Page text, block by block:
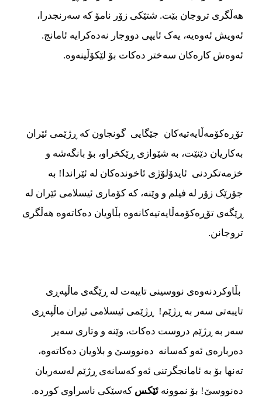
هه‌‌‌ڵگری تروجان بێت. شتێکی زۆر نامۆ که‌‌‌ سه‌‌‌رنجدرا،
ئه‌‌‌ویش ئه‌‌‌وه‌‌‌‌یه‌‌‌، یه‌‌‌ک ئایپی دووجار نه‌‌‌ده‌‌‌کرایه‌‌‌ ئامانج.
ئه‌‌‌وه‌‌‌ش کاره‌‌‌کان سه‌‌‌ختر ده‌‌‌کات بۆ لێکۆڵینه‌‌‌وه‌‌‌.
تۆڕه‌‌‌کۆمه‌‌‌ڵایه‌‌‌تیه‌‌‌کان جێگایی گونجاون که ڕژێمی ئێران
به‌‌‌کاریان دێنێت، به شێوازی ڕێکخراو، بۆ بانگه‌‌‌شه‌‌‌ و
خزمه‌‌‌تکردنی ئایدۆلۆژی ئاخونده‌‌‌کان له ئێراندا! به‌‌‌
جۆرێک زۆر له فیلم و وێنه‌‌‌، که کۆماری ئیسلامی ئێران له
ڕێگه‌‌‌ی تۆڕه‌‌‌کۆمه‌‌‌ڵایه‌‌‌تیه‌‌‌کانه‌‌‌وه‌‌‌ بڵاویان ده‌‌‌کاته‌‌‌وه‌‌‌ هه‌‌‌ڵگری
تروجانن.
بڵاوکردنه‌‌‌وه‌‌‌ی نووسینی تایبه‌‌‌ت له ڕێگه‌‌‌ی ماڵپه‌‌‌ڕی
تایبه‌‌‌تی سه‌‌‌ر به‌‌‌ ڕژێم! ڕژێمی ئیسلامی ئیران ماڵپه‌‌‌ڕی
سه‌‌‌ر به ڕژێم دروست ده‌‌‌کات، وێنه‌‌‌ و وتاری سه‌‌‌یر
ده‌‌‌رباره‌‌‌ی ئه‌‌‌و که‌‌‌سانه‌‌‌ ‌ ده‌‌‌نووسێ و بلاویان ده‌‌‌کاته‌‌‌وه‌‌‌،
ته‌‌‌نها بۆ به ئامانجگرتنی ئه‌‌‌و که‌‌‌سانه‌‌‌ی ڕژێم له‌‌‌سه‌‌‌ریان
ده‌‌‌نووسێ! بۆ نموونه‌‌‌ ئێکس که‌‌‌سێکی ناسراوی کورده‌‌‌.